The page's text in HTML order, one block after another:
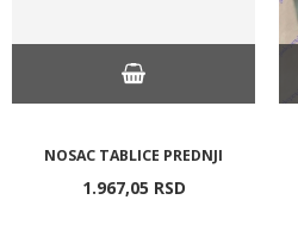
NOSAC TABLICE PREDNJI
1.967,05 RSD